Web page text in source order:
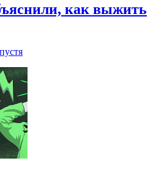
как выжить